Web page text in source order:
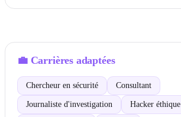
💼 Carrières adaptées
Chercheur en sécurité Consultant
Journaliste d'investigation Hacker éthique